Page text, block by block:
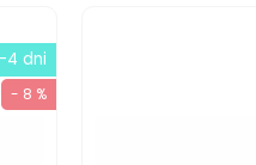
4 dni
- 8 %